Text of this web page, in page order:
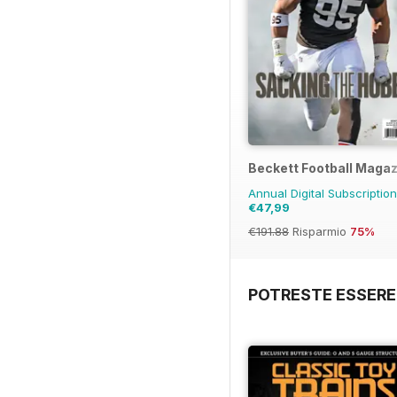
Beckett Football
Annual Digital
€47,99
€191.88 Risparmio 75%
POTRESTE